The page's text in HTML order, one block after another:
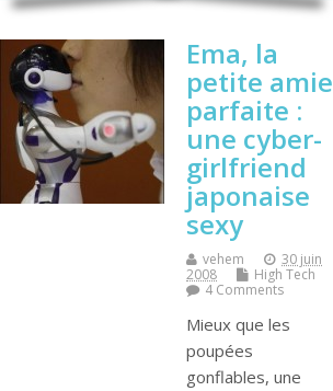
Ema, la
petite amie
parfaite :
une cyber-
girlfriend
japonaise
sexy
vehem
30 juin
2008
High Tech
4 Comments
Mieux que les
poupées
gonflables, une